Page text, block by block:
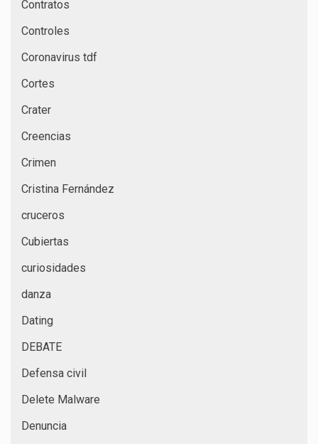
Contratos
Controles
Coronavirus tdf
Cortes
Crater
Creencias
Crimen
Cristina Fernández
cruceros
Cubiertas
curiosidades
danza
Dating
DEBATE
Defensa civil
Delete Malware
Denuncia